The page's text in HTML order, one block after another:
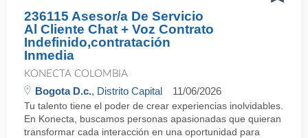
236115 Asesor/a De Servicio
Al Cliente Chat + Voz Contrato
Indefinido,contratación
Inmedia
KONECTA COLOMBIA
Bogota D.c., Distrito Capital 11/06/2026
Tu talento tiene el poder de crear experiencias inolvidables.
En Konecta, buscamos personas apasionadas que quieran
transformar cada interacción en una oportunidad para